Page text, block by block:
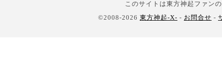
このサイトは東方神起ファン
©2008-2026 東方神起-X- - お問合せ -